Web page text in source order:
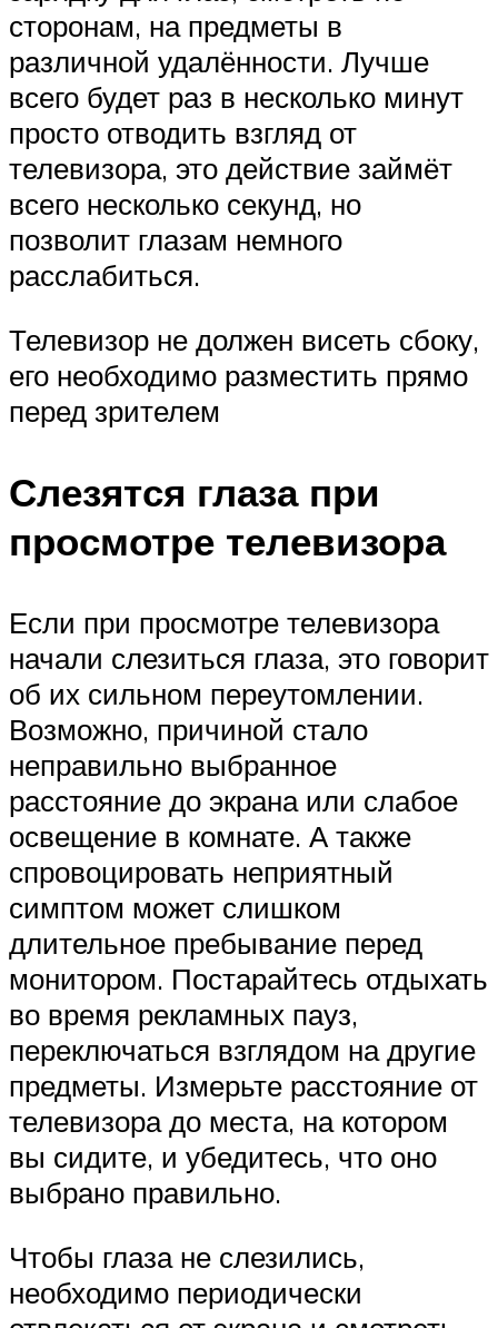
сторонам, на предметы в
различной удалённости. Лучше
всего будет раз в несколько минут
просто отводить взгляд от
телевизора, это действие займёт
всего несколько секунд, но
позволит глазам немного
расслабиться.
Телевизор не должен висеть сбоку,
его необходимо разместить прямо
перед зрителем
Слезятся глаза при
просмотре телевизора
Если при просмотре телевизора
начали слезиться глаза, это говорит
об их сильном переутомлении.
Возможно, причиной стало
неправильно выбранное
расстояние до экрана или слабое
освещение в комнате. А также
спровоцировать неприятный
симптом может слишком
длительное пребывание перед
монитором. Постарайтесь отдыхать
во время рекламных пауз,
переключаться взглядом на другие
предметы. Измерьте расстояние от
телевизора до места, на котором
вы сидите, и убедитесь, что оно
выбрано правильно.
Чтобы глаза не слезились,
необходимо периодически